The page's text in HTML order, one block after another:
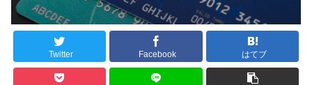
Twitter Facebook はてブ